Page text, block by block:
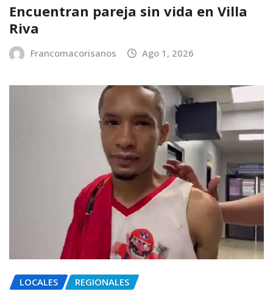
Encuentran pareja sin vida en Villa
Riva
Francomacorisanos Ago 1, 2026
LOCALES REGIONALES